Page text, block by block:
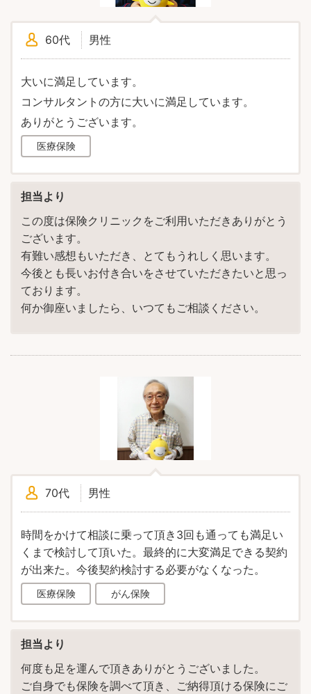
60代 男性
大いに満足しています。
コンサルタントの方に大いに満足しています。
ありがとうございます。
医療保険
担当より
この度は保険クリニックをご利用いただきありがとう
ございます。
有難い感想もいただき、とてもうれしく思います。
今後とも長いお付き合いをさせていただきたいと思っ
ております。
何か御座いましたら、いつてもご相談ください。
70代 男性
時間をかけて相談に乗って頂き3回も通っても満足い
くまで検討して頂いた。最終的に大変満足できる契約
が出来た。今後契約検討する必要がなくなった。
医療保険 がん保険
担当より
何度も足を運んで頂きありがとうございました。
ご自身でも保険を調べて頂き、ご納得頂ける保険にご